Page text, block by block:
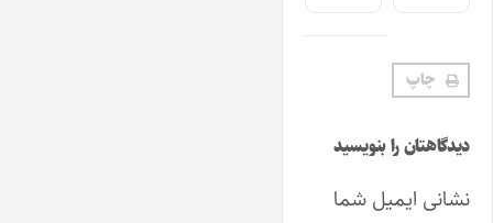
چاپ
دیدگاهتان را بنویسید
نشانی ایمیل شما